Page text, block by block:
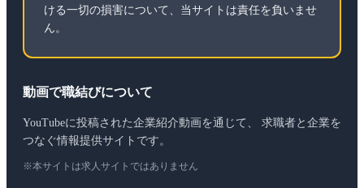
ける一切の損害について、当サイトは責任を負いませ
ん。
動画で職結びについて
YouTubeに投稿された企業紹介動画を通じて、 求職者と企業を
つなぐ情報提供サイトです。
※本サイトは求人サイトではありません